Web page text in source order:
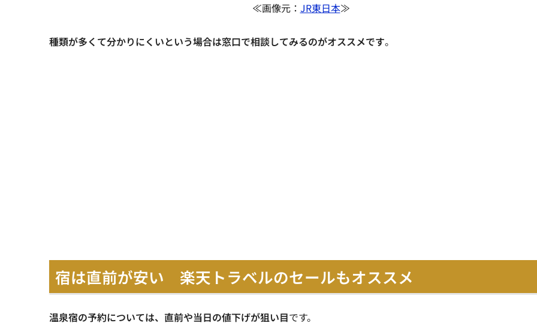
≪画像元： JR東日本≫
種類が多くて分かりにくいという場合は窓口で相談してみるのがオススメです。
宿は直前が安い 楽天トラベルのセールもオススメ
温泉宿の予約については、直前や当日の値下げが狙い目です。